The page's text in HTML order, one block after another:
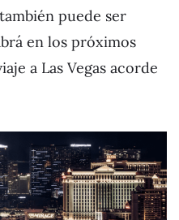
puede ser
en los próximos
a Las Vegas acorde